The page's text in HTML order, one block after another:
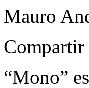
Mauro
Compartir
“Mono”